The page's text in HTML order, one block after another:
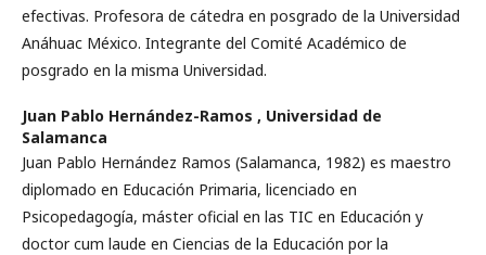
efectivas. Profesora de cátedra en posgrado de la Universidad
Anáhuac México. Integrante del Comité Académico de
posgrado en la misma Universidad.
Juan Pablo Hernández-Ramos , Universidad de
Salamanca
Juan Pablo Hernández Ramos (Salamanca, 1982) es maestro
diplomado en Educación Primaria, licenciado en
Psicopedagogía, máster oficial en las TIC en Educación y
doctor cum laude en Ciencias de la Educación por la